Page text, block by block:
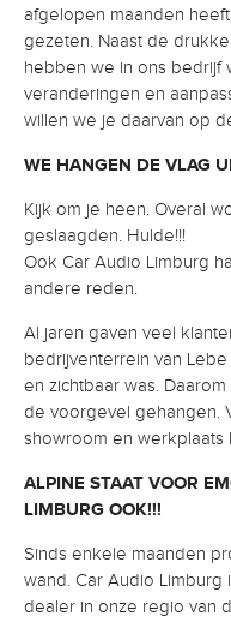
afgelopen maanden
gezeten. Naast de
hebben we in ons bedrijf
veranderingen en
willen we je daarvan op
WE HANGEN DE VLAG
Kijk om je heen. Overal
geslaagden. Hulde!!!
Ook Car Audio Limburg
andere reden.
Al jaren gaven veel
bedrijventerrein van
en zichtbaar was.
de voorgevel gehangen.
showroom en werkplaats
ALPINE STAAT VOOR
LIMBURG OOK!!!
Sinds enkele maanden
wand. Car Audio
dealer in onze regio van